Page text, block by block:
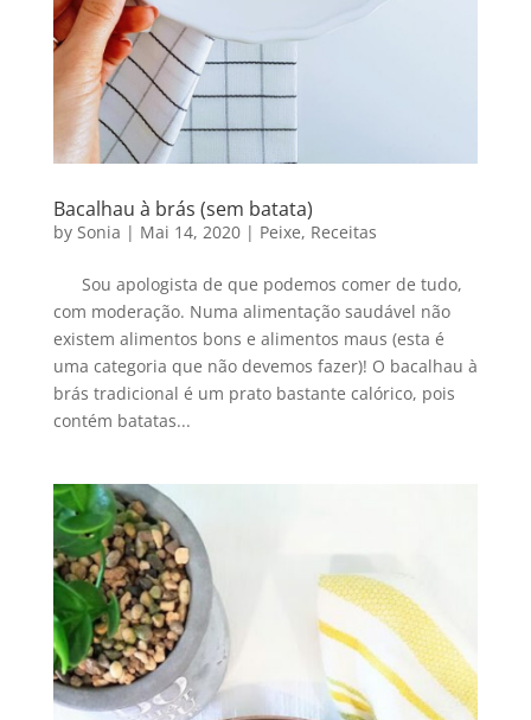
Bacalhau à brás (sem batata)
by Sonia | Mai 14, 2020| Peixe, Receitas
Sou apologista de que podemos comer de tudo,
com moderação. Numa alimentação saudável não
existem alimentos bons e alimentos maus (esta é
uma categoria que não devemos fazer)! O bacalhau à
brás tradicional é um prato bastante calórico, pois
contém batatas...